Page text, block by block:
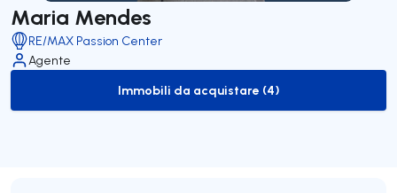
Maria Mendes
RE/MAX Passion Center
Agente
to-buy-listing
Immobili da acquistare (4)